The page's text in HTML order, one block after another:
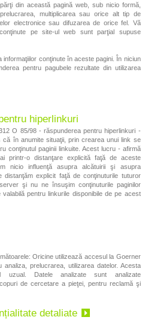
din această pagină web, sub nicio formă,
multiplicarea sau orice alt tip de
electronice sau difuzarea de orice fel. Vă
pe site-ul web sunt parţial supuse
informaţiilor conţinute în aceste pagini. În niciun
pentru pagubele rezultate din utilizarea
hiperlinkuri
O 85/98 - răspunderea pentru hiperlinkuri -
că în anumite situaţii, prin crearea unui link se
conţinutul paginii linkuite. Acest lucru - afirmă
printr-o distanţare explicită faţă de aceste
nicio influenţă asupra alcătuirii şi asupra
distanţăm explicit faţă de conţinuturile tuturor
şi nu ne însuşim conţinuturile paginilor
pentru linkurile disponibile de pe acest
Oricine utilizează accesul la Goerner
prelucrarea, utilizarea datelor. Acesta
uzual. Datele analizate sunt analizate
de cercetare a pieţei, pentru reclamă şi
detaliate